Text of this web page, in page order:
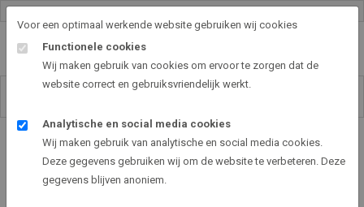
Voor een optimaal werkende website gebruiken wij cookies
Functionele cookies
Wij maken gebruik van cookies om ervoor te zorgen dat de
website correct en gebruiksvriendelijk werkt.
Analytische en social media cookies
Wij maken gebruik van analytische en social media cookies.
Deze gegevens gebruiken wij om de website te verbeteren. Deze
gegevens blijven anoniem.
Art2EXPO GallerySHOP - de leukste kunst cadeau ideeën
Bereklauw